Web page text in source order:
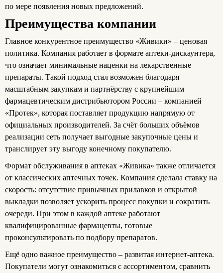
по мере появления новых предложений.
Преимущества компании
Главное конкурентное преимущество «Живики» – ценовая
политика. Компания работает в формате аптеки-дискаунтера,
что означает минимальные наценки на лекарственные
препараты. Такой подход стал возможен благодаря
масштабным закупкам и партнёрству с крупнейшим
фармацевтическим дистрибьютором России – компанией
«Протек», которая поставляет продукцию напрямую от
официальных производителей. За счёт больших объёмов
реализации сеть получает выгодные закупочные цены и
транслирует эту выгоду конечному покупателю.
Формат обслуживания в аптеках «Живика» также отличается
от классических аптечных точек. Компания сделала ставку на
скорость: отсутствие привычных прилавков и открытой
выкладки позволяет ускорить процесс покупки и сократить
очереди. При этом в каждой аптеке работают
квалифицированные фармацевты, готовые
проконсультировать по подбору препаратов.
Ещё одно важное преимущество – развитая интернет-аптека.
Покупатели могут ознакомиться с ассортиментом, сравнить